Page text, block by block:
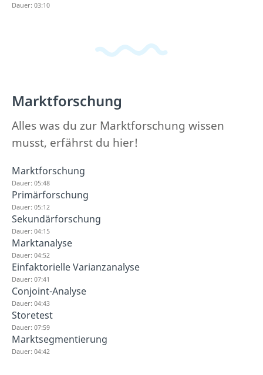
Dauer: 03:10
Marktforschung
Alles was du zur Marktforschung wissen
musst, erfährst du hier!
Marktforschung
Dauer: 05:48
Primärforschung
Dauer: 05:12
Sekundärforschung
Dauer: 04:15
Marktanalyse
Dauer: 04:52
Einfaktorielle Varianzanalyse
Dauer: 07:41
Conjoint-Analyse
Dauer: 04:43
Storetest
Dauer: 07:59
Marktsegmentierung
Dauer: 04:42